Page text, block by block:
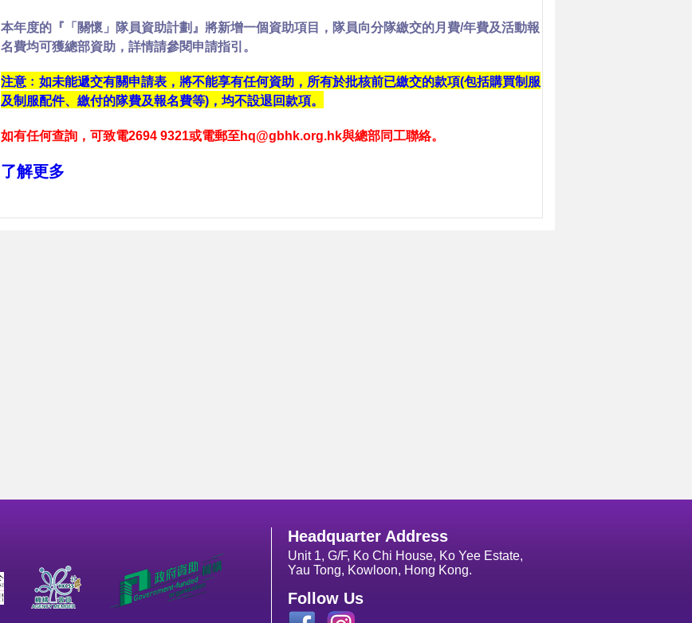
本年度的『「關懷」隊員資助計劃』將新增一個資助項目，隊員向分隊繳交的月費/年費及活動報
名費均可獲總部資助，詳情請參閱申請指引。
注意﹕如未能遞交有關申請表，將不能享有任何資助，所有於批核前已繳交的款項(包括購買制服
及制服配件、繳付的隊費及報名費等)，均不設退回款項。
如有任何查詢，可致電2694 9321或電郵至hq@gbhk.org.hk與總部同工聯絡。
了解更多
Headquarter Address
Unit 1, G/F, Ko Chi House, Ko Yee Estate,
Yau Tong, Kowloon, Hong Kong.
Follow Us